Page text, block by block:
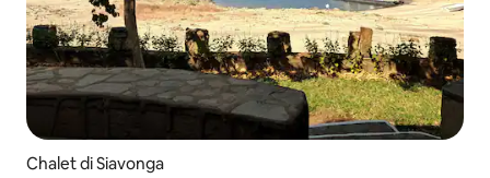
Chalet di Siavonga